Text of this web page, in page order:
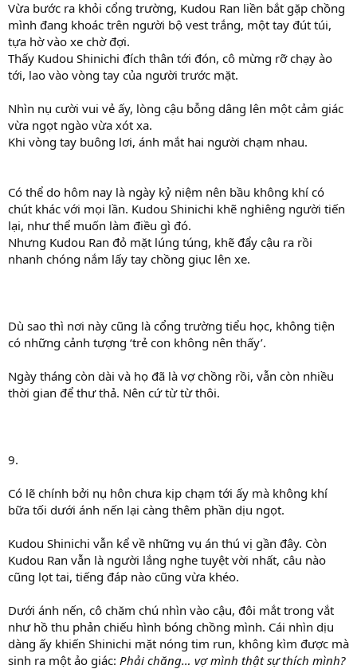
Vừa bước ra khỏi cổng trường, Kudou Ran liền bắt gặp chồng
mình đang khoác trên người bộ vest trắng, một tay đút túi,
tựa hờ vào xe chờ đợi.
Thấy Kudou Shinichi đích thân tới đón, cô mừng rỡ chạy ào
tới, lao vào vòng tay của người trước mặt.
Nhìn nụ cười vui vẻ ấy, lòng cậu bỗng dâng lên một cảm giác
vừa ngọt ngào vừa xót xa.
Khi vòng tay buông lơi, ánh mắt hai người chạm nhau.
Có thể do hôm nay là ngày kỷ niệm nên bầu không khí có
chút khác với mọi lần. Kudou Shinichi khẽ nghiêng người tiến
lại, như thể muốn làm điều gì đó.
Nhưng Kudou Ran đỏ mặt lúng túng, khẽ đẩy cậu ra rồi
nhanh chóng nắm lấy tay chồng giục lên xe.
Dù sao thì nơi này cũng là cổng trường tiểu học, không tiện
có những cảnh tượng ‘trẻ con không nên thấy’.
Ngày tháng còn dài và họ đã là vợ chồng rồi, vẫn còn nhiều
thời gian để thư thả. Nên cứ từ từ thôi.
9.
Có lẽ chính bởi nụ hôn chưa kịp chạm tới ấy mà không khí
bữa tối dưới ánh nến lại càng thêm phần dịu ngọt.
Kudou Shinichi vẫn kể về những vụ án thú vị gần đây. Còn
Kudou Ran vẫn là người lắng nghe tuyệt vời nhất, câu nào
cũng lọt tai, tiếng đáp nào cũng vừa khéo.
Dưới ánh nến, cô chăm chú nhìn vào cậu, đôi mắt trong vắt
như hồ thu phản chiếu hình bóng chồng mình. Cái nhìn dịu
dàng ấy khiến Shinichi mặt nóng tim run, không kìm được mà
sinh ra một ảo giác: Phải chăng… vợ mình thật sự thích mình?